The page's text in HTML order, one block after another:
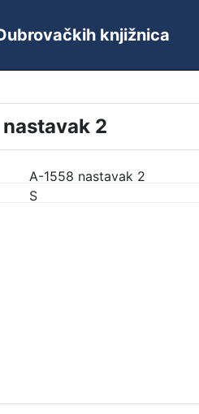
knjižnica
2
A-1558 nastavak 2
S